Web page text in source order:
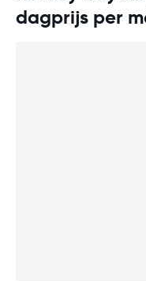
dagprijs per